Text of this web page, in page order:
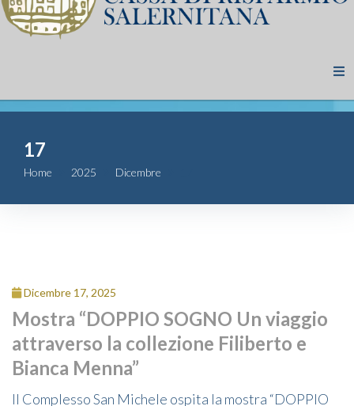
Fondazione
Attività
Contributi
Complesso
San Michele
Contatti
17
Home 2025 Dicembre
Dicembre 17, 2025
Mostra “DOPPIO SOGNO Un viaggio
attraverso la collezione Filiberto e
Bianca Menna”
Il Complesso San Michele ospita la mostra “DOPPIO